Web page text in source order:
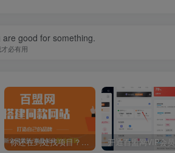
good for something.
必有用
你还在到处找项目？还在当韭菜？我靠卖项目一个月收入5万+，曾经我也是个失败者。